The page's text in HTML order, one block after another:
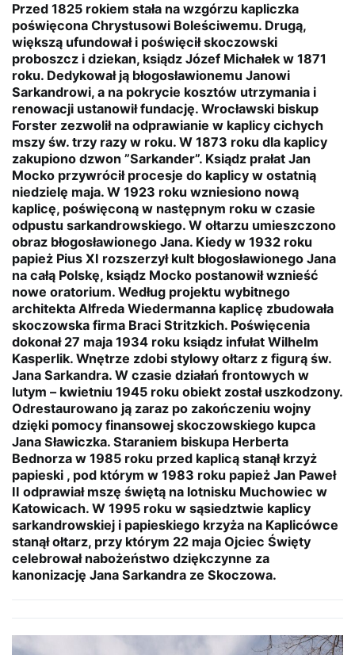
Przed 1825 rokiem stała na wzgórzu kapliczka
poświęcona Chrystusowi Boleściwemu. Drugą,
większą ufundował i poświęcił skoczowski
proboszcz i dziekan, ksiądz Józef Michałek w 1871
roku. Dedykował ją błogosławionemu Janowi
Sarkandrowi, a na pokrycie kosztów utrzymania i
renowacji ustanowił fundację. Wrocławski biskup
Forster zezwolił na odprawianie w kaplicy cichych
mszy św. trzy razy w roku. W 1873 roku dla kaplicy
zakupiono dzwon ”Sarkander”. Ksiądz prałat Jan
Mocko przywrócił procesje do kaplicy w ostatnią
niedzielę maja. W 1923 roku wzniesiono nową
kaplicę, poświęconą w następnym roku w czasie
odpustu sarkandrowskiego. W ołtarzu umieszczono
obraz błogosławionego Jana. Kiedy w 1932 roku
papież Pius XI rozszerzył kult błogosławionego Jana
na całą Polskę, ksiądz Mocko postanowił wznieść
nowe oratorium. Według projektu wybitnego
architekta Alfreda Wiedermanna kaplicę zbudowała
skoczowska firma Braci Stritzkich. Poświęcenia
dokonał 27 maja 1934 roku ksiądz infułat Wilhelm
Kasperlik. Wnętrze zdobi stylowy ołtarz z figurą św.
Jana Sarkandra. W czasie działań frontowych w
lutym – kwietniu 1945 roku obiekt został uszkodzony.
Odrestaurowano ją zaraz po zakończeniu wojny
dzięki pomocy finansowej skoczowskiego kupca
Jana Sławiczka. Staraniem biskupa Herberta
Bednorza w 1985 roku przed kaplicą stanął krzyż
papieski , pod którym w 1983 roku papież Jan Paweł
II odprawiał mszę świętą na lotnisku Muchowiec w
Katowicach. W 1995 roku w sąsiedztwie kaplicy
sarkandrowskiej i papieskiego krzyża na Kaplicówce
stanął ołtarz, przy którym 22 maja Ojciec Święty
celebrował nabożeństwo dziękczynne za
kanonizację Jana Sarkandra ze Skoczowa.